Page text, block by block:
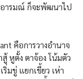
ารมณ์ ก็จะพัฒนาไป
คือการวางอำนาจ
หูตั้ง ตาจ้อง โน้มตัว
มขู่ แยกเขี้ยว เห่า